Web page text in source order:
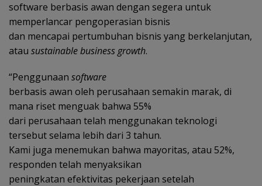
software berbasis awan dengan segera untuk
memperlancar pengoperasian bisnis
dan mencapai pertumbuhan bisnis yang berkelanjutan,
atau sustainable business growth.
“Penggunaan software
berbasis awan oleh perusahaan semakin marak, di
mana riset menguak bahwa 55%
dari perusahaan telah menggunakan teknologi
tersebut selama lebih dari 3 tahun.
Kami juga menemukan bahwa mayoritas, atau 52%,
responden telah menyaksikan
peningkatan efektivitas pekerjaan setelah